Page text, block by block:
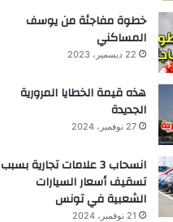
خطوة مفاجئة من يوسف
المساكني
22 ديسمبر، 2023
هذه قيمة الخطايا المرورية
الجديدة
27 نوفمبر، 2024
انسحاب 3 علامات تجارية بسبب
تسقيف أسعار السيارات
الشعبية في تونس
21 نوفمبر، 2024